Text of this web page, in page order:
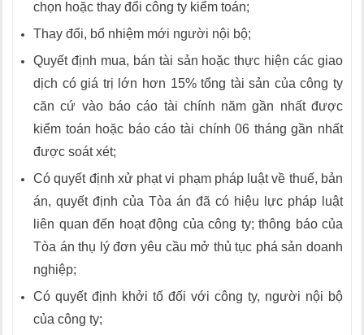
chọn hoặc thay đổi công ty kiểm toán;
Thay đổi, bổ nhiệm mới người nội bộ;
Quyết định mua, bán tài sản hoặc thực hiện các giao
dịch có giá trị lớn hơn 15% tổng tài sản của công ty
căn cứ vào báo cáo tài chính năm gần nhất được
kiểm toán hoặc báo cáo tài chính 06 tháng gần nhất
được soát xét;
Có quyết định xử phạt vi phạm pháp luật về thuế, bản
án, quyết định của Tòa án đã có hiệu lực pháp luật
liên quan đến hoạt động của công ty; thông báo của
Tòa án thụ lý đơn yêu cầu mở thủ tục phá sản doanh
nghiệp;
Có quyết định khởi tố đối với công ty, người nội bộ
của công ty;